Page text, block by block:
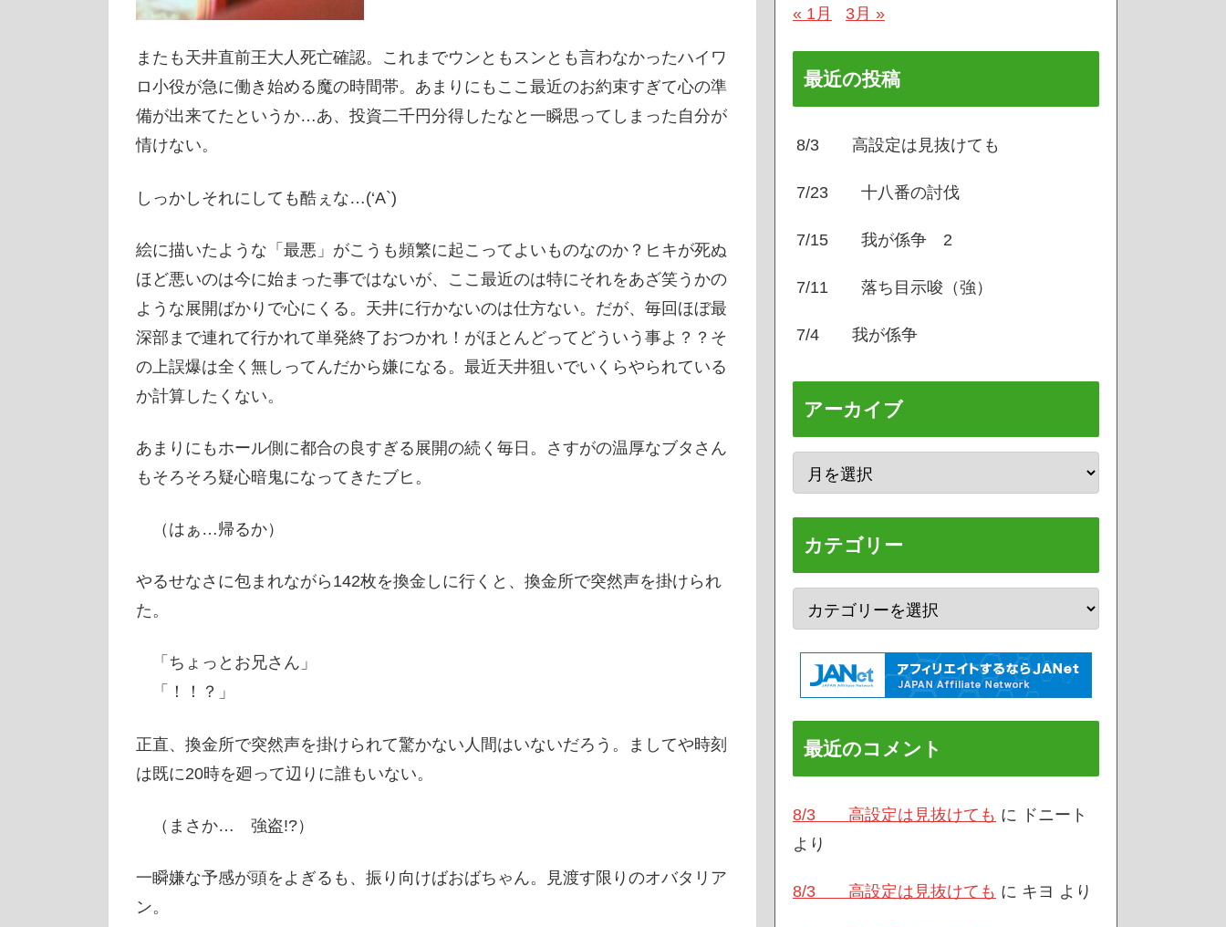
またも天井直前王大人死亡確認。これまでウンともスンとも言わなかったハイワ
ロ小役が急に働き始める魔の時間帯。あまりにもここ最近のお約束すぎて心の準
備が出来てたというか…あ、投資二千円分得したなと一瞬思ってしまった自分が
情けない。
しっかしそれにしても酷ぇな…(‘A`)
絵に描いたような「最悪」がこうも頻繁に起こってよいものなのか？ヒキが死ぬ
ほど悪いのは今に始まった事ではないが、ここ最近のは特にそれをあざ笑うかの
ような展開ばかりで心にくる。天井に行かないのは仕方ない。だが、毎回ほぼ最
深部まで連れて行かれて単発終了おつかれ！がほとんどってどういう事よ？？そ
の上誤爆は全く無しってんだから嫌になる。最近天井狙いでいくらやられている
か計算したくない。
あまりにもホール側に都合の良すぎる展開の続く毎日。さすがの温厚なブタさん
もそろそろ疑心暗鬼になってきたブヒ。
（はぁ…帰るか）
やるせなさに包まれながら142枚を換金しに行くと、換金所で突然声を掛けられ
た。
「ちょっとお兄さん」
「！！？」
正直、換金所で突然声を掛けられて驚かない人間はいないだろう。ましてや時刻
は既に20時を廻って辺りに誰もいない。
（まさか… 強盗!?）
一瞬嫌な予感が頭をよぎるも、振り向けばおばちゃん。見渡す限りのオバタリア
ン。
« 1月 3月 »
最近の投稿
8/3 高設定は見抜けても
7/23 十八番の討伐
7/15 我が係争 2
7/11 落ち目示唆（強）
7/4 我が係争
アーカイブ
カテゴリー
最近のコメント
8/3 高設定は見抜けても に
ドニート
より
8/3 高設定は見抜けても に キヨ より